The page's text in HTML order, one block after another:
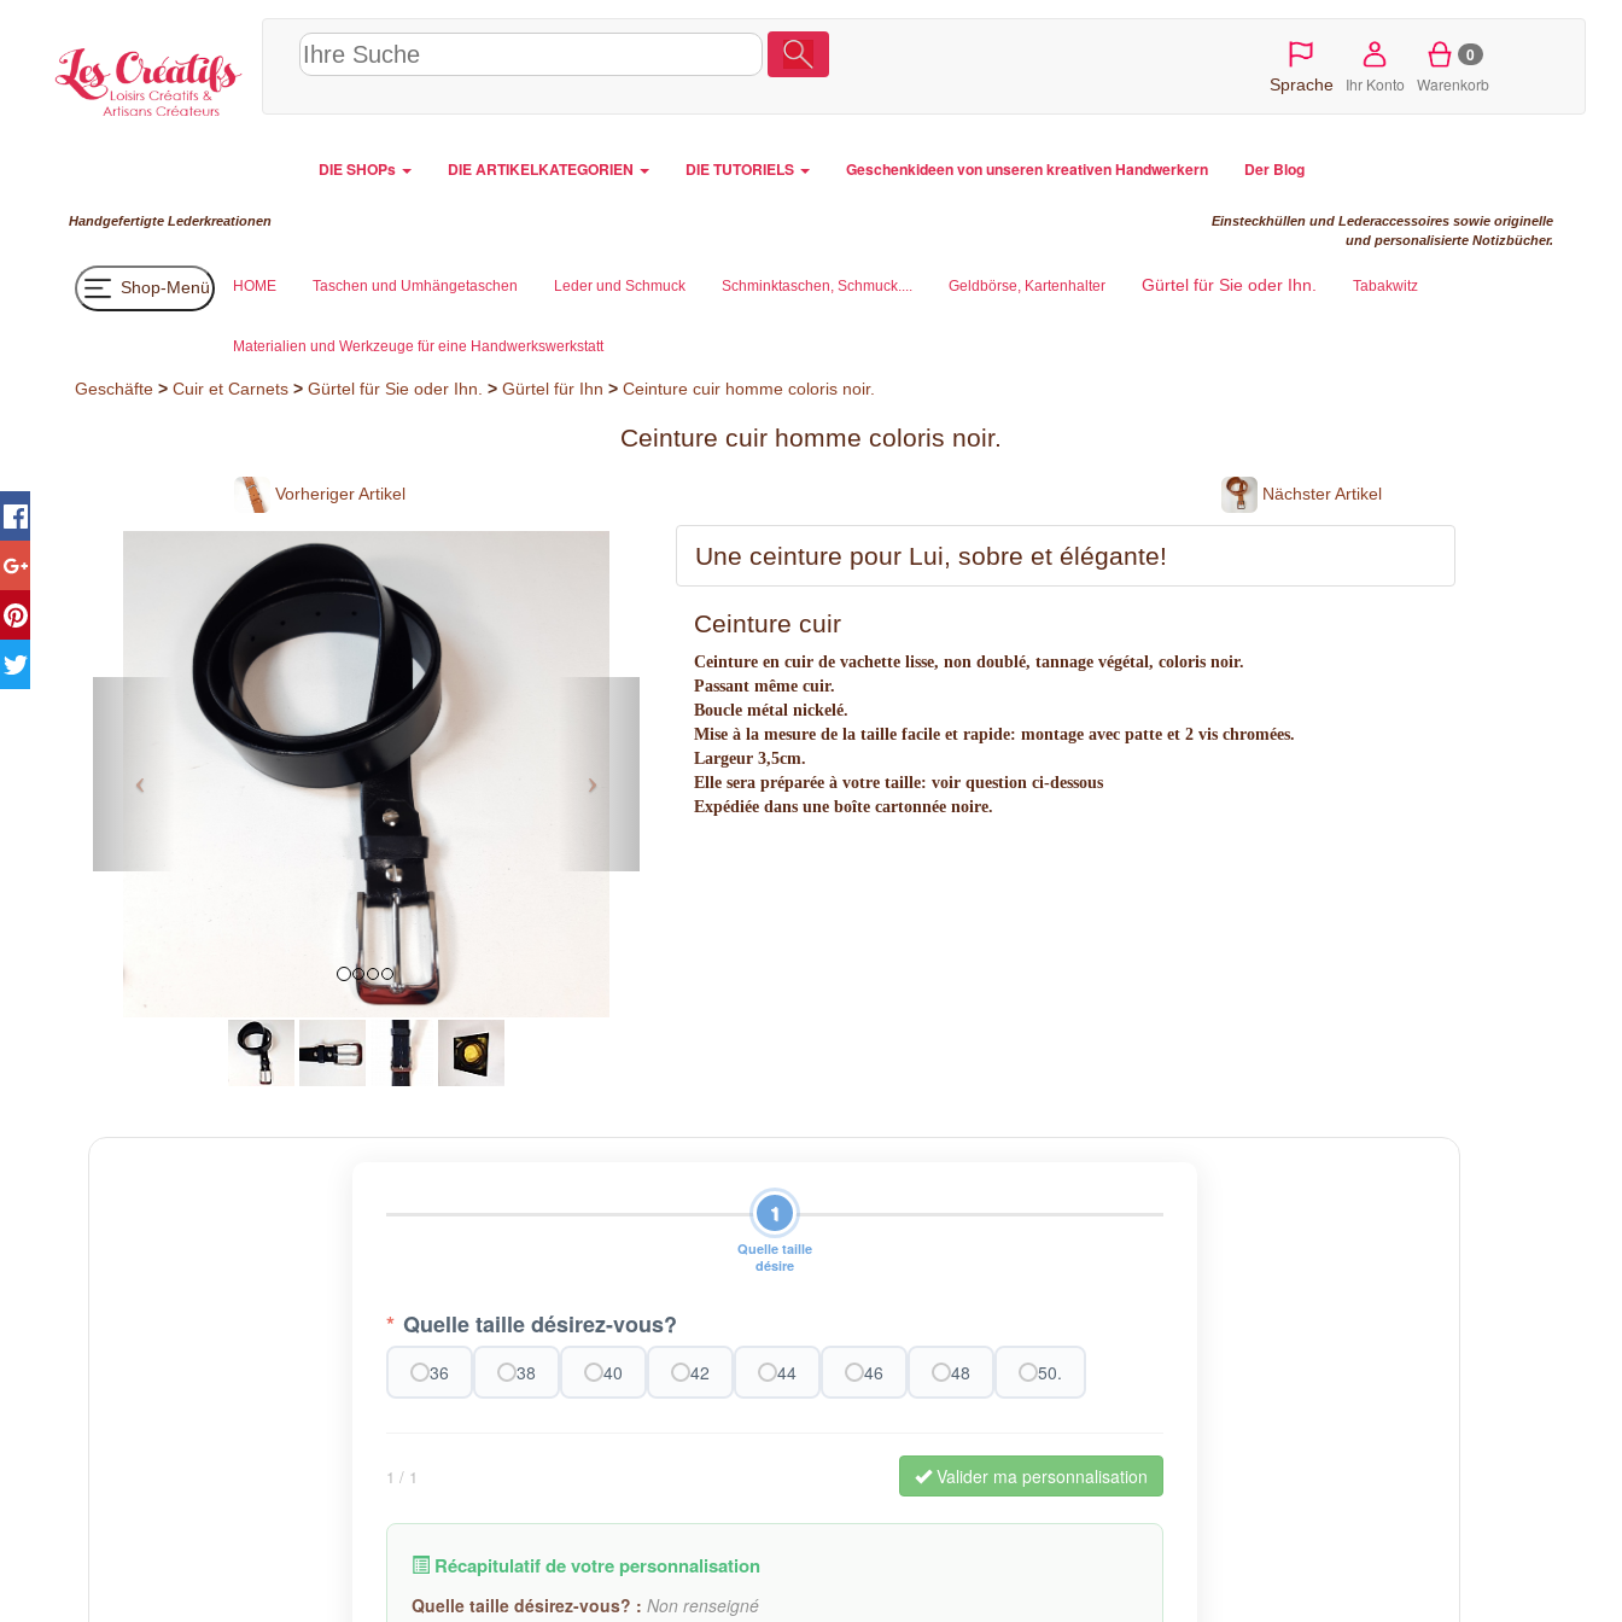
Sprache Ihr Konto
0
Warenkorb
DIE SHOPs DIE ARTIKELKATEGORIEN DIE TUTORIELS Geschenkideen von unseren kreativen Handwerkern Der Blog
Handgefertigte Lederkreationen
Einsteckhüllen und Lederaccessoires sowie originelle
und personalisierte Notizbücher.
Shop-Menü HOME Taschen und Umhängetaschen Leder und Schmuck Schminktaschen, Schmuck.... Geldbörse, Kartenhalter Gürtel für Sie oder Ihn. Tabakwitz
Materialien und Werkzeuge für eine Handwerkswerkstatt
Geschäfte > Cuir et Carnets > Gürtel für Sie oder Ihn. > Gürtel für Ihn > Ceinture cuir homme coloris noir.
Ceinture cuir homme coloris noir.
Vorheriger Artikel Nächster Artikel
Previous
Une ceinture pour Lui, sobre et élégante!
Ceinture cuir
Ceinture en cuir de vachette lisse, non doublé, tannage végétal, coloris noir.
Passant même cuir.
Boucle métal nickelé.
Mise à la mesure de la taille facile et rapide: montage avec patte et 2 vis chromées.
Largeur 3,5cm.
Elle sera préparée à votre taille: voir question ci-dessous
Expédiée dans une boîte cartonnée noire.
1
Quelle taille
désire
* Quelle taille désirez-vous?
36 38 40 42 44 46 48 50.
1 / 1 Valider ma personnalisation
Récapitulatif de votre personnalisation
Quelle taille désirez-vous? : Non renseigné